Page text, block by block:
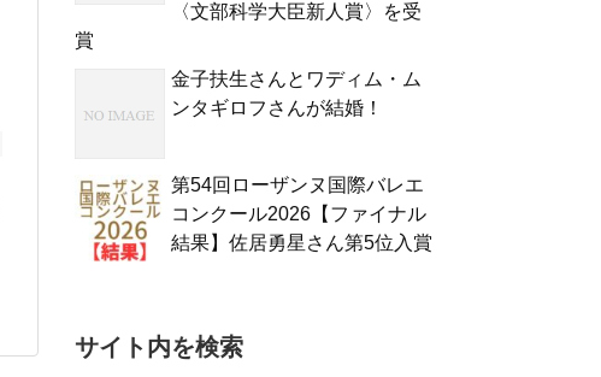
〈文部科学大臣新人賞〉を受
賞
金子扶生さんとワディム・ム
ンタギロフさんが結婚！
第54回ローザンヌ国際バレエ
コンクール2026【ファイナル
結果】佐居勇星さん第5位入賞
サイト内を検索